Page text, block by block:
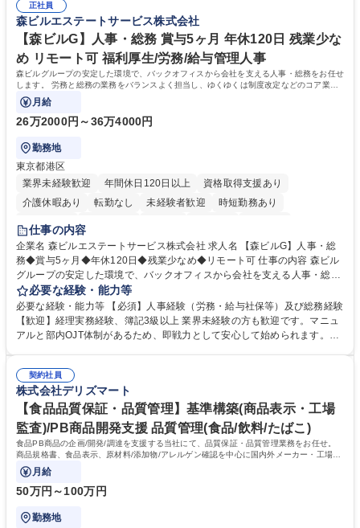
ルプロデュースしているため、商品に関わる全ての業務をサポート頂きま
す。 募集職種 東京都中央区【営業事務・貿易事務】食品商社/残業少なめ/
リモート等相談可
の強み】1991年の設立以来、外食産業を中心としたお客様の多様なニー
ズに沿った冷凍水産物等の生産・輸入・販売を一貫して手掛けています。
自社工場と海外拠点の強固な連携によるワンストップサービスが最大の強
みです。 学歴・資格 学歴：大学院 大学 語学力：英語 資格：
正社員
森ビルエステートサービス株式会社
【森ビルG】人事・総務 賞与5ヶ月 年休120日 残業少な
め リモート可 福利厚生/労務/給与管理人事
森ビルグループの安定した環境で、バックオフィスから会社を支える人事・総務をお任せ
します。 労務と総務の業務をバランスよく担当し、ゆくゆくは制度改定などのコア業務
にも挑戦できる、やりがいある環境です。
月給
26万2000円～36万4000円
勤務地
東京都港区
業界未経験歓迎
年間休日120日以上
資格取得支援あり
介護休暇あり
転勤なし 未経験者歓迎
時短勤務あり
経験者歓迎
完全週休2日制
交通費支給 長期歓迎 駅近5分以内 土日祝休み
仕事の内容
企業名 森ビルエステートサービス株式会社 求人名 【森ビルG】人事・総
務◆賞与5ヶ月◆年休120日◆残業少なめ◆リモート可 仕事の内容 森ビル
グループの安定した環境で、バックオフィスから会社を支える人事・総務
をお任せします。 労務と総務の業務をバランスよく担当し、ゆくゆくは制
度改定などのコア業務にも挑戦できる、やりがいある環境です。 ■勤怠管
理、給与計算、社会保険手続き、年末調整等の労務管理全般 ■入退社手続
き、社内規定の改定や人事制度改定などのコア業務 ■社内イベントの企画
でも質問・相談できる環境が整っているため、安心して成長できます。 募
集職種 【森ビルG】人事・総務◆賞与5ヶ月◆年休120日◆残業少なめ◆
リモート可
必要な経験・能力等
必要な経験・能力等 【必須】人事経験（労務・給与社保等）及び総務経験
【歓迎】経理実務経験、簿記3級以上 業界未経験の方も歓迎です。マニュ
アルと部内OJT体制があるため、即戦力として安心して始められます。
務に挑戦できるため、自身の成長と組織への貢献度をダイレクトに実感で
きます。 残業少なめ、週1日リモート可など、ワークライフバランスを保
ち長期活躍できる環境です。 「これまでの幅広い経験を活かし、長期的な
キャリアを築きたい」という前向きな意欲と挑戦を全力で応援します。 学
歴・資格 学歴：大学院 大学 高専 短大 専修学校 高校 語学力： 資格：日商
簿記検定1級 日商簿記検定2級 日商簿記検定3級
契約社員
株式会社デリズマート
【食品品質保証・品質管理】基準構築(商品表示・工場
監査)/PB商品開発支援 品質管理(食品/飲料/たばこ)
食品PB商品の企画/開発/調達を支援する当社にて、品質保証・品質管理業務をお任せ。
商品規格書、食品表示、原材料/添加物/アレルゲン確認を中心に国内外メーカー・工場の
品質基準整備から発売後対応まで担います。
月給
50万円～100万円
勤務地